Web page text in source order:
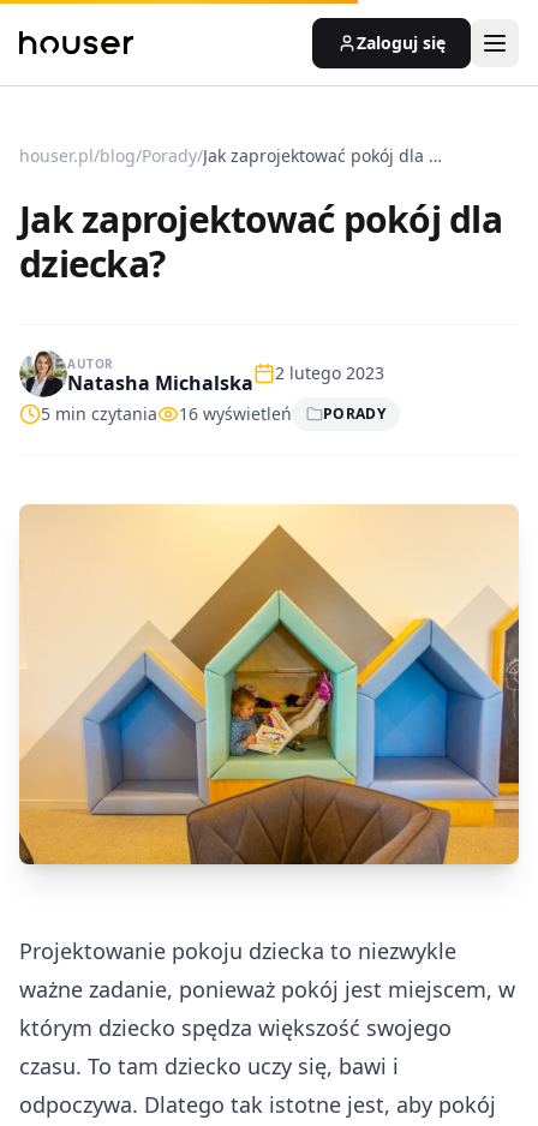
Zaloguj się
houser.pl/blog/Porady/ Jak zaprojektować pokój dla dziecka?
Jak zaprojektować pokój dla
dziecka?
AUTOR
Natasha Michalska
2 lutego 2023
5 min czytania 16 wyświetleń PORADY
Projektowanie pokoju dziecka to niezwykle
ważne zadanie, ponieważ pokój jest miejscem, w
którym dziecko spędza większość swojego
czasu. To tam dziecko uczy się, bawi i
odpoczywa. Dlatego tak istotne jest, aby pokój